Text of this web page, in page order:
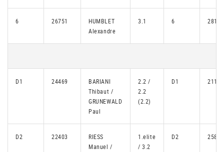
6 26751
HUMBLET
Alexandre
3.1 6 28166
D1 24469
BARIANI
Thibaut /
GRUNEWALD
Paul
2.2 /
2.2
(2.2)
D1 21165
D2 22403
RIESS
Manuel /
1.elite
/ 3.2
D2 25835